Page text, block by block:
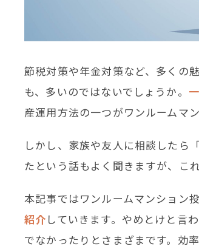
節税対策や年金対策など、多くの
も、多いのではないでしょうか。
産運用方法の一つがワンルームマ
しかし、家族や友人に相談したら
たという話もよく聞きますが、こ
本記事ではワンルームマンション
紹介 していきます。やめとけと言
でなかったりとさまざまです。効